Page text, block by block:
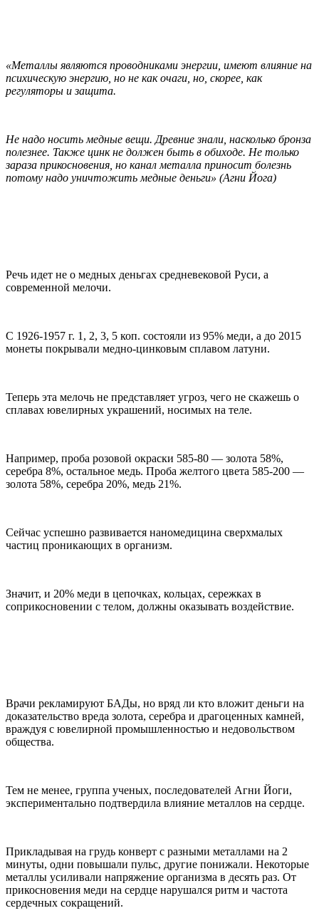
«Металлы являются проводниками энергии, имеют влияние на
психическую энергию, но не как очаги, но, скорее, как
регуляторы и защита.
Не надо носить медные вещи. Древние знали, насколько бронза
полезнее. Также цинк не должен быть в обиходе. Не только
зараза прикосновения, но канал металла приносит болезнь
потому надо уничтожить медные деньги» (Агни Йога)
Речь идет не о медных деньгах средневековой Руси, а
современной мелочи.
С 1926-1957 г. 1, 2, 3, 5 коп. состояли из 95% меди, а до 2015
монеты покрывали медно-цинковым сплавом латуни.
Теперь эта мелочь не представляет угроз, чего не скажешь о
сплавах ювелирных украшений, носимых на теле.
Например, проба розовой окраски 585-80 — золота 58%,
серебра 8%, остальное медь. Проба желтого цвета 585-200 —
золота 58%, серебра 20%, медь 21%.
Сейчас успешно развивается наномедицина сверхмалых
частиц проникающих в организм.
Значит, и 20% меди в цепочках, кольцах, сережках в
соприкосновении с телом, должны оказывать воздействие.
Врачи рекламируют БАДы, но вряд ли кто вложит деньги на
доказательство вреда золота, серебра и драгоценных камней,
враждуя с ювелирной промышленностью и недовольством
общества.
Тем не менее, группа ученых, последователей Агни Йоги,
экспериментально подтвердила влияние металлов на сердце.
Прикладывая на грудь конверт с разными металлами на 2
минуты, одни повышали пульс, другие понижали. Некоторые
металлы усиливали напряжение организма в десять раз. От
прикосновения меди на сердце нарушался ритм и частота
сердечных сокращений.